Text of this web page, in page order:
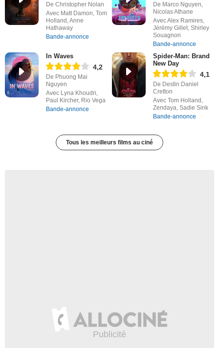
De Christopher Nolan
Avec Matt Damon, Tom
Holland, Anne
Hathaway
Bande-annonce
De Marco Nguyen,
Nicolas Athane
Avec Alex Ramires,
Jérémy Gillet, Shirley
Souagnon
Bande-annonce
In Waves
4,2
De Phuong Mai
Nguyen
Avec Lyna Khoudri,
Paul Kircher, Rio Vega
Bande-annonce
Spider-Man: Brand
New Day
4,1
De Destin Daniel
Cretton
Avec Tom Holland,
Zendaya, Sadie Sink
Bande-annonce
Tous les meilleurs films au ciné